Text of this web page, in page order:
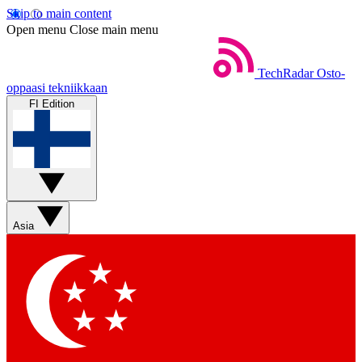
Skip to main content
Open menu Close main menu
TechRadar Osto-
oppaasi tekniikkaan
FI Edition
Asia